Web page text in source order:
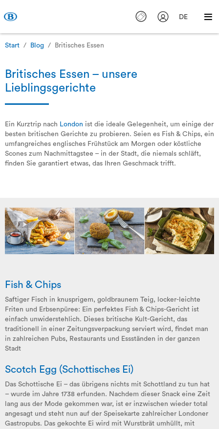
DE
Start Blog Britisches Essen
Britisches Essen – unsere
Lieblingsgerichte
Ein Kurztrip nach London ist die ideale Gelegenheit, um einige der
besten britischen Gerichte zu probieren. Seien es Fish & Chips, ein
umfangreiches englisches Frühstück am Morgen oder köstliche
Scones zum Nachmittagstee – in der Stadt, die niemals schläft,
finden Sie garantiert etwas, das Ihren Geschmack trifft.
Fish & Chips
Saftiger Fisch in knusprigem, goldbraunem Teig, locker-leichte
Friten und Erbsenpüree: Ein perfektes Fish & Chips-Gericht ist
einfach unwiderstehlich. Dieses britische Kult-Gericht, das
traditionell in einer Zeitungsverpackung serviert wird, findet man
in zahlreichen Pubs, Restaurants und Essständen in der ganzen
Stadt
Scotch Egg (Schottisches Ei)
Das Schottische Ei – das übrigens nichts mit Schottland zu tun hat
– wurde im Jahre 1738 erfunden. Nachdem dieser Snack eine Zeit
lang aus der Mode gekommen war, ist er inzwischen wieder total
angesagt und steht nun auf der Speisekarte zahlreicher Londoner
Gastropubs. Das gekochte Ei wird mit Wurstbrät umhüllt, mit